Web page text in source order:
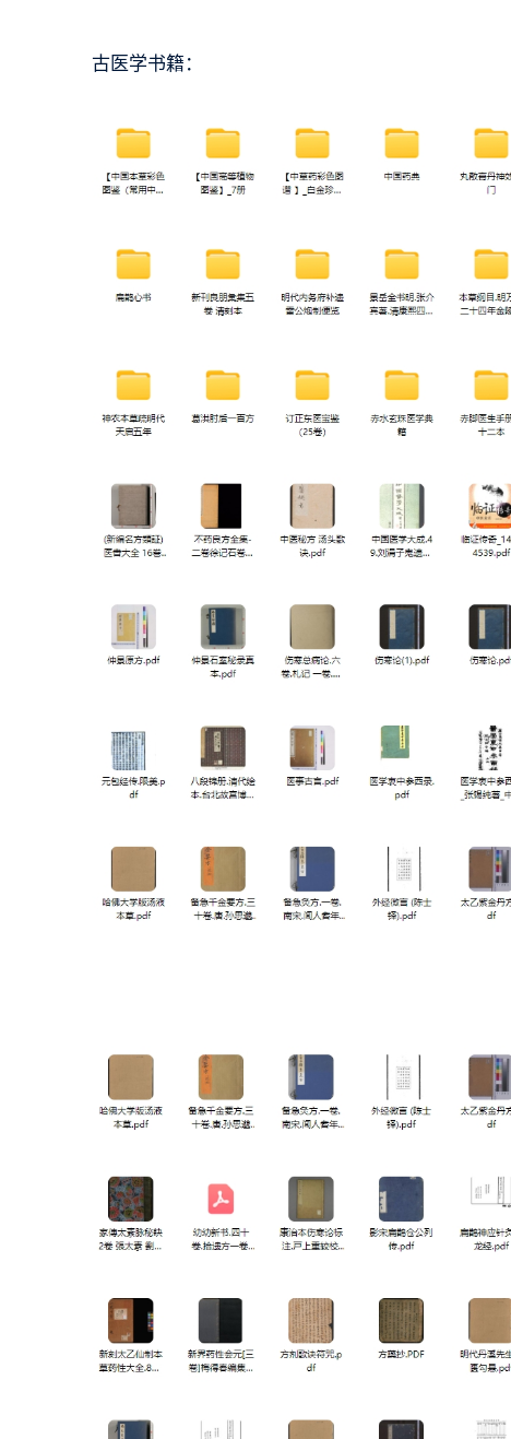
古医学书籍：